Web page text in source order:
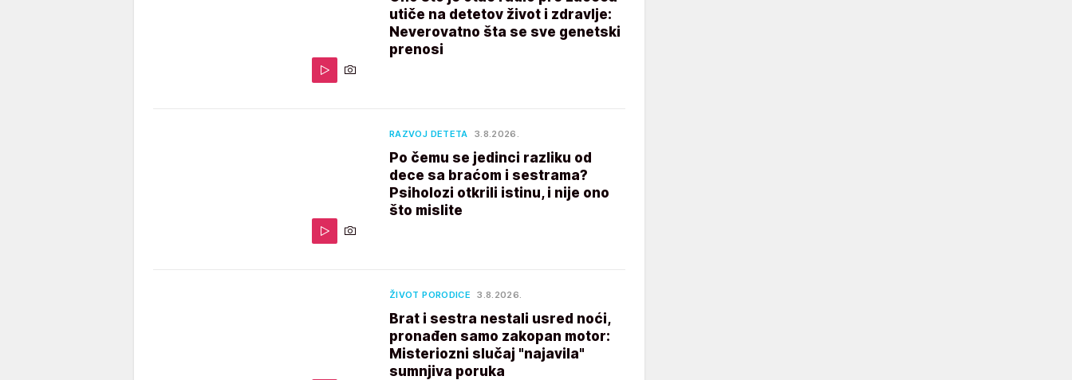
utiče na detetov život i zdravlje:
Neverovatno šta se sve genetski
prenosi
RAZVOJ DETETA 3.8.2026.
Po čemu se jedinci razliku od
dece sa braćom i sestrama?
Psiholozi otkrili istinu, i nije ono
što mislite
ŽIVOT PORODICE 3.8.2026.
Brat i sestra nestali usred noći,
pronađen samo zakopan motor:
Misteriozni slučaj "najavila"
sumnjiva poruka